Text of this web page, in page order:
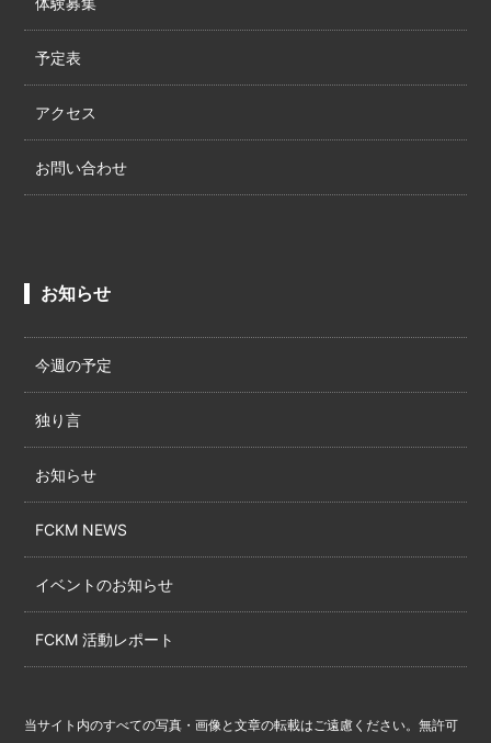
予定表
アクセス
お問い合わせ
お知らせ
今週の予定
独り言
お知らせ
FCKM NEWS
イベントのお知らせ
FCKM 活動レポート
当サイト内のすべての写真・画像と文章の転載はご遠慮ください。無許可